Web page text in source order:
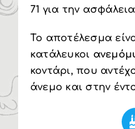
71 για την
Το αποτέλεσμα
κατάλευκοι
κοντάρι, που
άνεμο και στην